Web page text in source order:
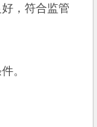
，符合监管
。